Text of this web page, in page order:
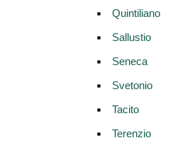
Quintiliano
Sallustio
Seneca
Svetonio
Tacito
Terenzio